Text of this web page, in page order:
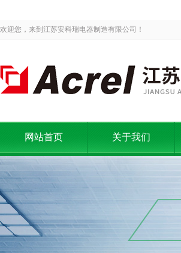
欢迎您，来到江苏安科瑞电器制造有限公司！
网站首页 关于我们